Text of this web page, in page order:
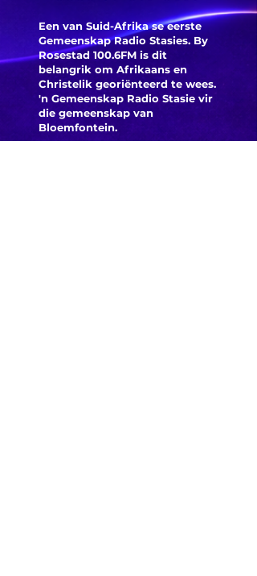
Een van Suid-Afrika se eerste
Gemeenskap Radio Stasies. By
Rosestad 100.6FM is dit
belangrik om Afrikaans en
Christelik georiënteerd te wees.
'n Gemeenskap Radio Stasie vir
die gemeenskap van
Bloemfontein.